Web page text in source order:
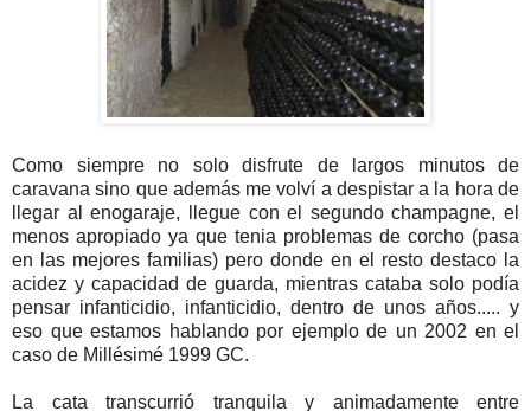
Como siempre no solo disfrute de largos minutos de
caravana sino que además me volví a despistar a la hora de
llegar al enogaraje, llegue con el segundo champagne, el
menos apropiado ya que tenia problemas de corcho (pasa
en las mejores familias) pero donde en el resto destaco la
acidez y capacidad de guarda, mientras cataba solo podía
pensar infanticidio, infanticidio, dentro de unos años..... y
eso que estamos hablando por ejemplo de un 2002 en el
caso de Millésimé 1999 GC.
La cata transcurrió tranquila y animadamente entre